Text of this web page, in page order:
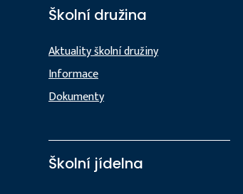
Školní družina
Aktuality školní družiny
Informace
Dokumenty
Školní jídelna